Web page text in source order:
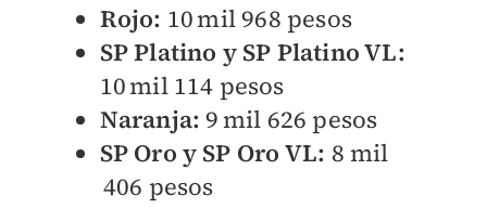
Rojo: 10 mil 968 pesos
SP Platino y SP Platino VL:
10 mil 114 pesos
Naranja:9 mil 626 pesos
SP Oro y SP Oro VL: 8 mil
406 pesos